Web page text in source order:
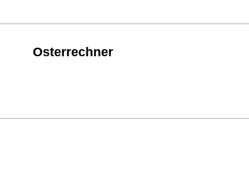
Osterrechner